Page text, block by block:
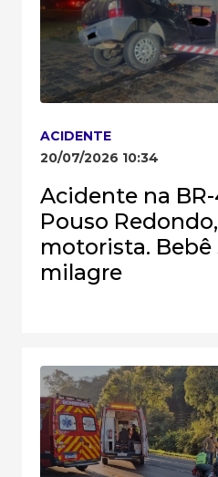
ACIDENTE
20/07/2026 10:34
Acidente na
Pouso
motorista. Bebê
milagre